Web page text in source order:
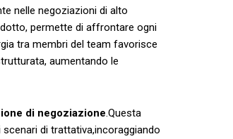
nelle negoziazioni⁢ di alto
permette⁤ di affrontare ogni
tra membri del team favorisce
aumentando le
di ⁢negoziazione.Questa
‌di trattativa,incoraggiando